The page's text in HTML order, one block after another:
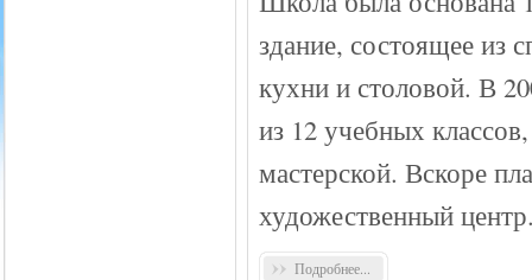
здание, состоящее из
кухни и столовой. В
из 12 учебных
мастерской. Вскоре
художественный
Подробнее...